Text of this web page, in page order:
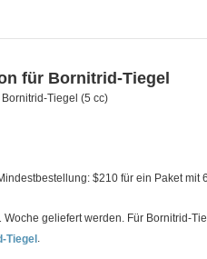
für Bornitrid-Tiegel
Tiegel (5 cc)
$210 für ein Paket mit
geliefert werden. Für Bornitrid-
Tiegel .